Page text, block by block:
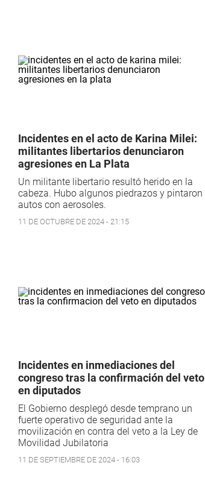
Incidentes en el acto de Karina Milei:
militantes libertarios denunciaron
agresiones en La Plata
Un militante libertario resultó herido en la
cabeza. Hubo algunos piedrazos y pintaron
autos con aerosoles.
11 DE OCTUBRE DE 2024 - 21:15
Incidentes en inmediaciones del
congreso tras la confirmación del veto
en diputados
El Gobierno desplegó desde temprano un
fuerte operativo de seguridad ante la
movilización en contra del veto a la Ley de
Movilidad Jubilatoria
11 DE SEPTIEMBRE DE 2024 - 16:03